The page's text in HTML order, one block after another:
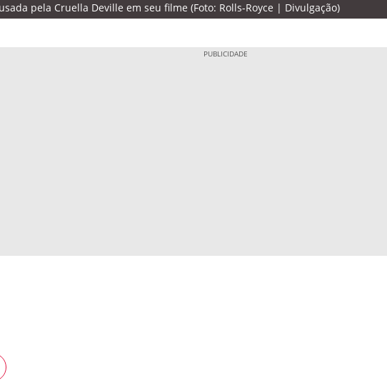
pela Cruella Deville em seu filme (Foto: Rolls-Royce | Divulgação)